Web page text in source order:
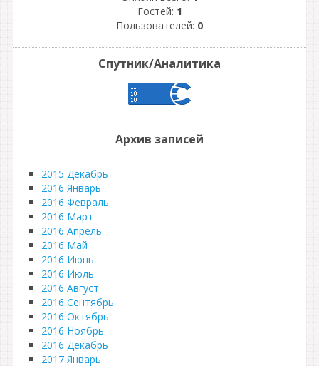
Гостей: 1
Пользователей: 0
Спутник/Аналитика
Архив записей
2015 Декабрь
2016 Январь
2016 Февраль
2016 Март
2016 Апрель
2016 Май
2016 Июнь
2016 Июль
2016 Август
2016 Сентябрь
2016 Октябрь
2016 Ноябрь
2016 Декабрь
2017 Январь